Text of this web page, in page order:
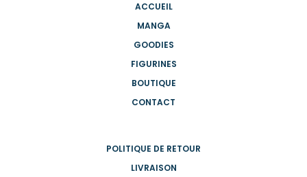
ACCUEIL
MANGA
GOODIES
FIGURINES
BOUTIQUE
CONTACT
POLITIQUE DE RETOUR
LIVRAISON